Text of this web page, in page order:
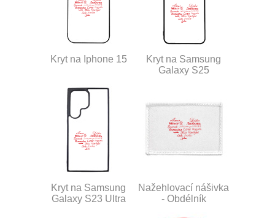
Kryt na Iphone 15
Kryt na Samsung
Galaxy S25
Kryt na Samsung
Galaxy S23 Ultra
Nažehlovací nášivka
- Obdélník